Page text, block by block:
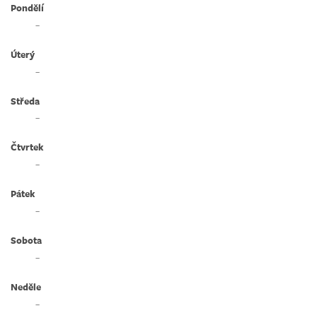
Pondělí
–
Úterý
–
Středa
–
Čtvrtek
–
Pátek
–
Sobota
–
Neděle
–